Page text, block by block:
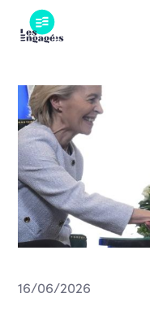
content
16/06/2026